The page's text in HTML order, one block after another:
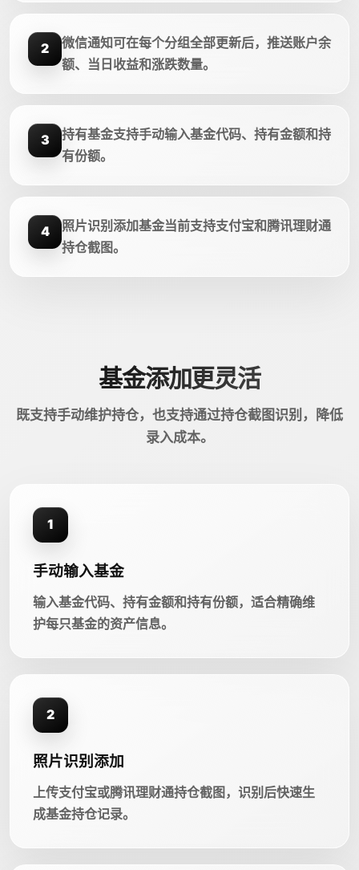
2
微信通知可在每个分组全部更新后，推送账户余
额、当日收益和涨跌数量。
3
持有基金支持手动输入基金代码、持有金额和持
有份额。
4
照片识别添加基金当前支持支付宝和腾讯理财通
持仓截图。
基金添加更灵活
既支持手动维护持仓，也支持通过持仓截图识别，降低
录入成本。
1
手动输入基金
输入基金代码、持有金额和持有份额，适合精确维
护每只基金的资产信息。
2
照片识别添加
上传支付宝或腾讯理财通持仓截图，识别后快速生
成基金持仓记录。